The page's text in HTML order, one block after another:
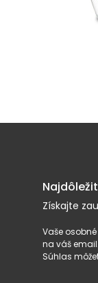
Získajte
Vaše
na váš
Súhlas